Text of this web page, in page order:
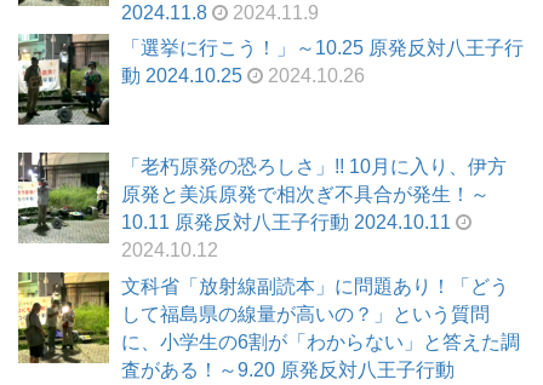
2024.11.8
2024.11.9
「選挙に行こう！」～10.25 原発反対八王子行
動 2024.10.25
2024.10.26
「老朽原発の恐ろしさ」!! 10月に入り、伊方
原発と美浜原発で相次ぎ不具合が発生！～
10.11 原発反対八王子行動 2024.10.11
2024.10.12
文科省「放射線副読本」に問題あり！「どう
して福島県の線量が高いの？」という質問
に、小学生の6割が「わからない」と答えた調
査がある！～9.20 原発反対八王子行動